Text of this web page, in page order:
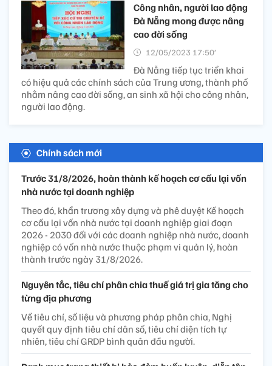
Công nhân, người lao động
Đà Nẵng mong được nâng
cao đời sống
12/05/2023 17:50’
Đà Nẵng tiếp tục triển khai
có hiệu quả các chính sách của Trung ương, thành phố
nhằm nâng cao đời sống, an sinh xã hội cho công nhân,
người lao động.
Chính sách mới
Trước 31/8/2026, hoàn thành kế hoạch cơ cấu lại vốn
nhà nước tại doanh nghiệp
Theo đó, khẩn trương xây dựng và phê duyệt Kế hoạch
cơ cấu lại vốn nhà nước tại doanh nghiệp giai đoạn
2026 - 2030 đối với các doanh nghiệp nhà nước, doanh
nghiệp có vốn nhà nước thuộc phạm vi quản lý, hoàn
thành trước ngày 31/8/2026.
Nguyên tắc, tiêu chí phân chia thuế giá trị gia tăng cho
từng địa phương
Về tiêu chí, số liệu và phương pháp phân chia, Nghị
quyết quy định tiêu chí dân số, tiêu chí diện tích tự
nhiên, tiêu chí GRDP bình quân đầu người.